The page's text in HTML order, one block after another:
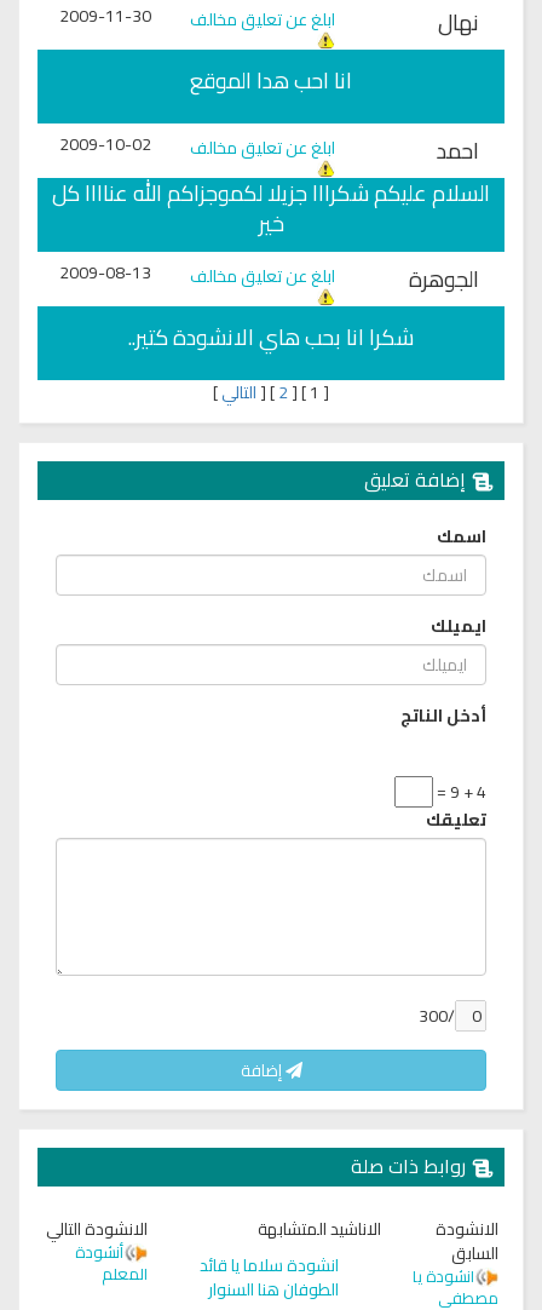
نهال ابلغ عن تعليق مخالف 2009-11-30
انا احب هدا الموقع
احمد
ابلغ عن تعليق مخالف 2009-10-02
السلام عليكم شكرااا جزيلا لكموجزاكم الله عناااا كل
خير
الجوهرة
ابلغ عن تعليق مخالف 2009-08-13
شكرا انا بحب هاي الانشودة كتير..
[
]
[
2
]
[التالي]
إضافة تعليق
اسمك
ايميلك
أدخل الناتج
4 + 9 =
تعليقك
/300
إضافة
روابط ذات صلة
الانشودة
السابق
انشودة يا
مصطفى
الاناشيد المتشابهة
انشودة سلاما يا قائد
الطوفان هنا السنوار
الانشودة التالي
أنشودة
المعلم